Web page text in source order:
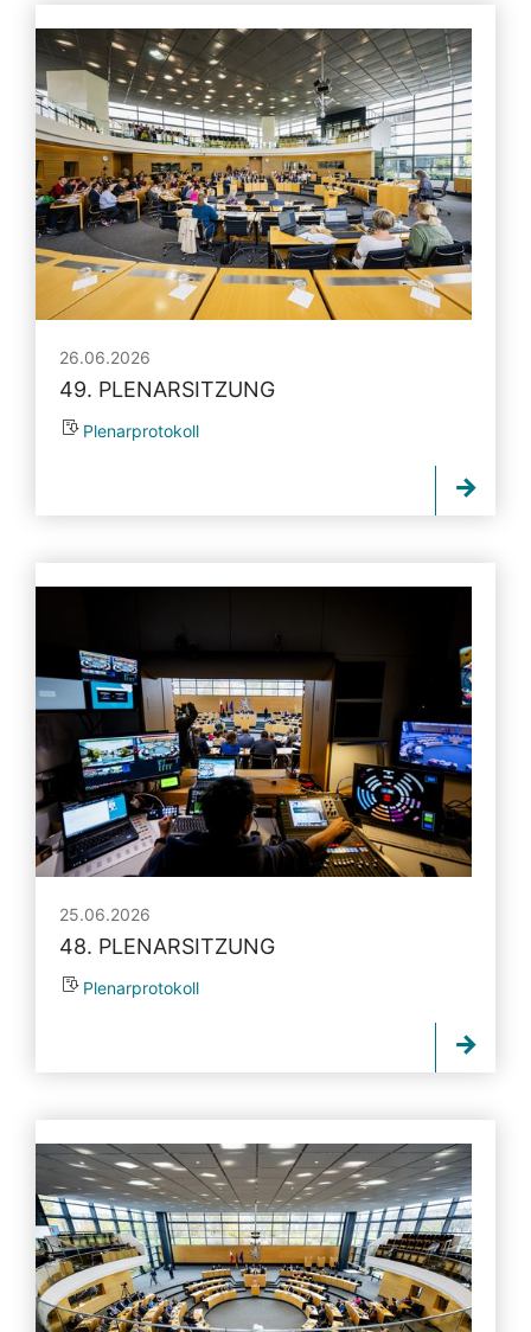
26.06.2026
49. PLENARSITZUNG
Plenarprotokoll
25.06.2026
48. PLENARSITZUNG
Plenarprotokoll